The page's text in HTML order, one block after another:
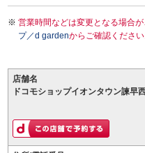
営業時間などは変更となる場合
プ／d gardenからご確認ください
店舗名
ドコモショップイオンタウン諫早